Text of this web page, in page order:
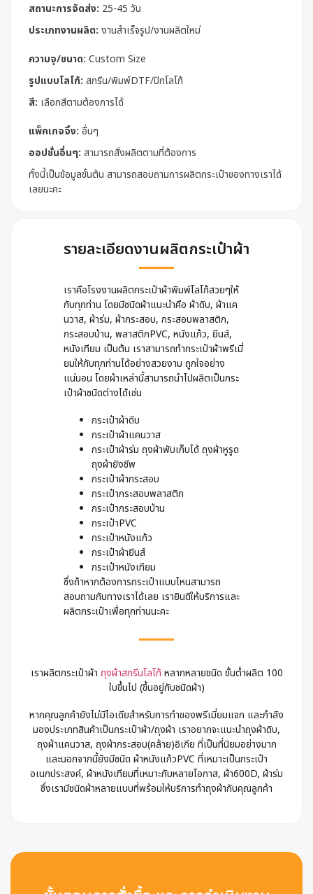
สถานะการจัดส่ง: 25-45 วัน
ประเภทงานผลิต: งานสำเร็จรูป/งานผลิตใหม่
ความจุ/ขนาด: Custom Size
รูปแบบโลโก้: สกรีน/พิมพ์DTF/ปักโลโก้
สี: เลือกสีตามต้องการได้
แพ็คเกจจิ้ง: อื่นๆ
ออปชั่นอื่นๆ: สามารถสั่งผลิตตามที่ต้องการ
ทั้งนี้เป็นข้อมูลขั้นต้น สามารถสอบถามการผลิตกระเป๋าของทางเราได้
เลยนะคะ
รายละเอียดงานผลิตกระเป๋าผ้า
เราคือโรงงานผลิตกระเป๋าผ้าพิมพ์โลโก้สวยๆให้
กับทุกท่าน โดยมีชนิดผ้าแนะนำคือ ผ้าดิบ, ผ้าแค
นวาส, ผ้าร่ม, ผ้ากระสอบ, กระสอบพลาสติก,
กระสอบป่าน, พลาสติกPVC, หนังแก้ว, ยีนส์,
หนังเทียม เป็นต้น เราสามารถทำกระเป๋าผ้าพรีเมี่
ยมให้กับทุกท่านได้อย่างสวยงาม ถูกใจอย่าง
แน่นอน โดยผ้าเหล่านี้สามารถนำไปผลิตเป็นกระ
เป๋าผ้าชนิดต่างได้เช่น
กระเป๋าผ้าดิบ
กระเป๋าผ้าแคนวาส
กระเป๋าผ้าร่ม ถุงผ้าพับเก็บได้ ถุงผ้าหูรูด
ถุงผ้ายังชีพ
กระเป๋าผ้ากระสอบ
กระเป๋ากระสอบพลาสติก
กระเป๋ากระสอบป่าน
กระเป๋าPVC
กระเป๋าหนังแก้ว
กระเป๋าผ้ายีนส์
กระเป๋าหนังเทียม
ซึ่งถ้าหากต้องการกระเป๋าแบบไหนสามารถ
สอบถามกับทางเราได้เลย เรายินดีให้บริการและ
ผลิตกระเป๋าเพื่อทุกท่านนะคะ
เราผลิตกระเป๋าผ้า ถุงผ้าสกรีนโลโก้ หลากหลายชนิด ขั้นต่ำผลิต 100
ใบขึ้นไป (ขึ้นอยู่กับชนิดผ้า)
หากคุณลูกค้ายังไม่มีไอเดียสำหรับการทำของพรีเมี่ยมแจก และกำลัง
มองประเภทสินค้าเป็นกระเป๋าผ้า/ถุงผ้า เราอยากจะแนะนำถุงผ้าดิบ,
ถุงผ้าแคนวาส, ถุงผ้ากระสอบ(คล้าย)อิเกีย ที่เป็นที่นิยมอย่างมาก
และนอกจากนี้ยังมีชนิด ผ้าหนังแก้วPVC ที่เหมาะเป็นกระเป๋า
อเนกประสงค์, ผ้าหนังเทียมที่เหมาะกับหลายโอกาส, ผ้า600D, ผ้าร่ม
ซึ่งเรามีชนิดผ้าหลายแบบที่พร้อมให้บริการทำถุงผ้ากับคุณลูกค้า